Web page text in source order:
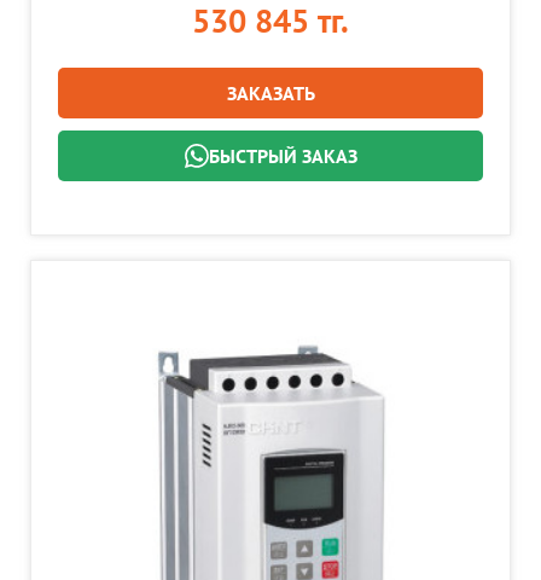
530 845 тг.
ЗАКАЗАТЬ
БЫСТРЫЙ ЗАКАЗ